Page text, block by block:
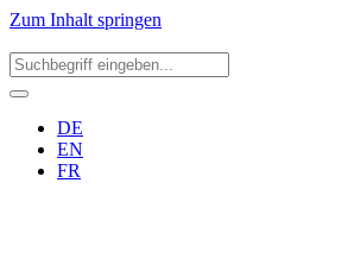
Zum Inhalt springen
DE
EN
FR